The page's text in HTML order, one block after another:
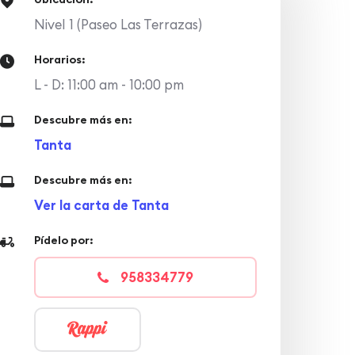
a Paseo Las Terrazas en Mall Aventura
Nivel 1 (Paseo Las Terrazas)
Horarios:
L - D: 11:00 am - 10:00 pm
Descubre más en:
Tanta
Descubre más en:
Ver la carta de Tanta
Pídelo por:
958334779